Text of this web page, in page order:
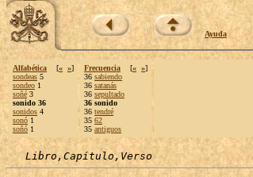
Ayuda
Alfabética [« »]
sondeas 5
sondeo 1
soñé 3
sonido 36
sonidos 4
sonó 1
soñó 1
Frecuencia [« »]
36 sabiendo
36 satanás
36 sepultado
36 sonido
36 tendré
35 62
35 antiguos
Libro,Capítulo,Verso